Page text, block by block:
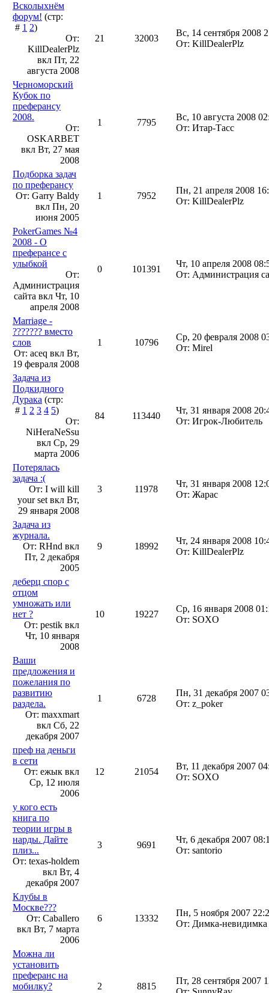
Всколыхнём
форум! (стр:
# 1 2)
От:
KillDealerPlz
вкл Пт, 22
августа 2008
21 32003
Вс, 14 сентября 2008
От: KillDealerPlz
Черноморский
Кубок по
преферансу
2008.
От:
OSKARBET
вкл Вт, 27 мая
2008
1 7795
Вс, 10 августа 2008
От: Итар-Тасс
Подборка задач
по преферансу
От: Garry Baldy
вкл Пн, 20
июня 2005
1 7952
Пн, 21 апреля 2008
От: KillDealerPlz
PokerGames №4
2008 - О
преферансе с
улыбкой
От:
Администрация
сайта вкл Чт, 10
апреля 2008
0 101391
Чт, 10 апреля 2008
От: Администрация
Marriage -
??????? вместо
слов
От: aceq вкл Вт,
19 февраля 2008
1 10796
Ср, 20 февраля 2008
От: Mirel
Задача из
Подкидного
Дурака (стр:
# 1 2 3 4 5)
От:
NiHeraNeSsu
вкл Ср, 29
марта 2006
84 113440
Чт, 31 января 2008
От: Игрок-Любитель
Потерялась
задача :(
От: I will kill
your set вкл Вт,
29 января 2008
3 11978
Чт, 31 января 2008
От: Жарас
Задача из
журнала.
От: RHnd вкл
Пт, 2 декабря
2005
9 18992
Чт, 24 января 2008
От: KillDealerPlz
деберц спор с
отцом
умножать или
нет ?
От: pestik вкл
Чт, 10 января
2008
10 19227
Ср, 16 января 2008
От: SOXO
Ваши
предложения и
пожелания по
развитию
раздела.
От: maxxmart
вкл Сб, 22
декабря 2007
1 6728
Пн, 31 декабря 2007
От: z_poker
преф на деньги
в сети
От: ежык вкл
Ср, 12 июля
2006
12 21054
Вт, 11 декабря 2007
От: SOXO
у кого есть
книга по
теории игры в
нарды. Дайте
плиз...
От: texas-holdem
вкл Вт, 4
декабря 2007
3 9691
Чт, 6 декабря 2007
От: santorio
Клубы в
Москве???
От: Сaballero
вкл Вт, 7 марта
2006
6 13332
Пн, 5 ноября 2007
От: Димка-невидимка
Можна ли
установить
преферанс на
мобилку?
2 8815
Пт, 28 сентября 2007